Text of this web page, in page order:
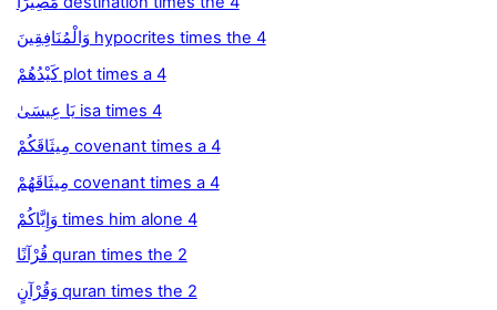
وَالْمُنَافِقِينَ hypocrites times the 4
كَيْدُهُمْ plot times a 4
يَا عِيسَىٰ isa times 4
مِيثَاقَكُمْ covenant times a 4
مِيثَاقَهُمْ covenant times a 4
وَإِيَّاكُمْ times him alone 4
قُرْآنًا quran times the 2
وَقُرْآنٍ quran times the 2